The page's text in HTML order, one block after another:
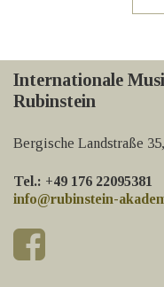
Internationale
Rubinstein
Bergische Landstraße
Tel.: +49 176 22095381
info@rubinstein-